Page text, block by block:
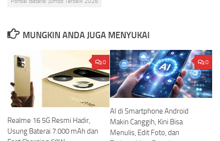
MUNGKIN ANDA JUGA MENYUKAI
0
Realme 16 5G Resmi Hadir,
Usung Baterai 7.000 mAh dan
0
AI di Smartphone Android
Makin Canggih, Kini Bisa
Menulis, Edit Foto, dan